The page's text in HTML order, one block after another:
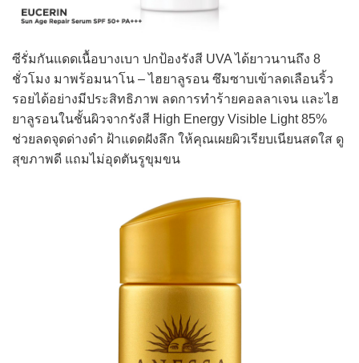
ซีรั่มกันแดดเนื้อบางเบา ปกป้องรังสี UVA ได้ยาวนานถึง 8
ชั่วโมง มาพร้อมนาโน – ไฮยาลูรอน ซึมซาบเข้าลดเลือนริ้ว
รอยได้อย่างมีประสิทธิภาพ ลดการทำร้ายคอลลาเจน และไฮ
ยาลูรอนในชั้นผิวจากรังสี High Energy Visible Light 85%
ช่วยลดจุดด่างดำ ฝ้าแดดฝังลึก ให้คุณเผยผิวเรียบเนียนสดใส ดู
สุขภาพดี แถมไม่อุดตันรูขุมขน